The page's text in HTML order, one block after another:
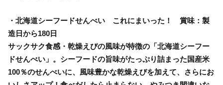
・北海道シーフードせんべい これにまいった！ 賞味：製
造日から180日
サックサク食感・乾燥えびの風味が特徴の「北海道シーフー
ドせんべい」。シーフードの旨味がたっぷり詰まった国産米
100％のせんべいに、風味豊かな乾燥えびを加えて、さらにお